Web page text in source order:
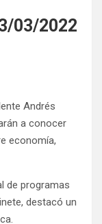
03/2022
Andrés
a conocer
economía,
de programas
destacó un